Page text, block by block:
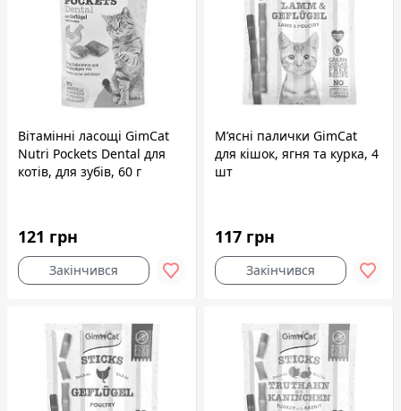
Вітамінні ласощі GimCat
Nutri Pockets Dental для
котів, для зубів, 60 г
121 грн
Закінчився
М’ясні палички GimCat
для кішок, ягня та курка, 4
шт
117 грн
Закінчився